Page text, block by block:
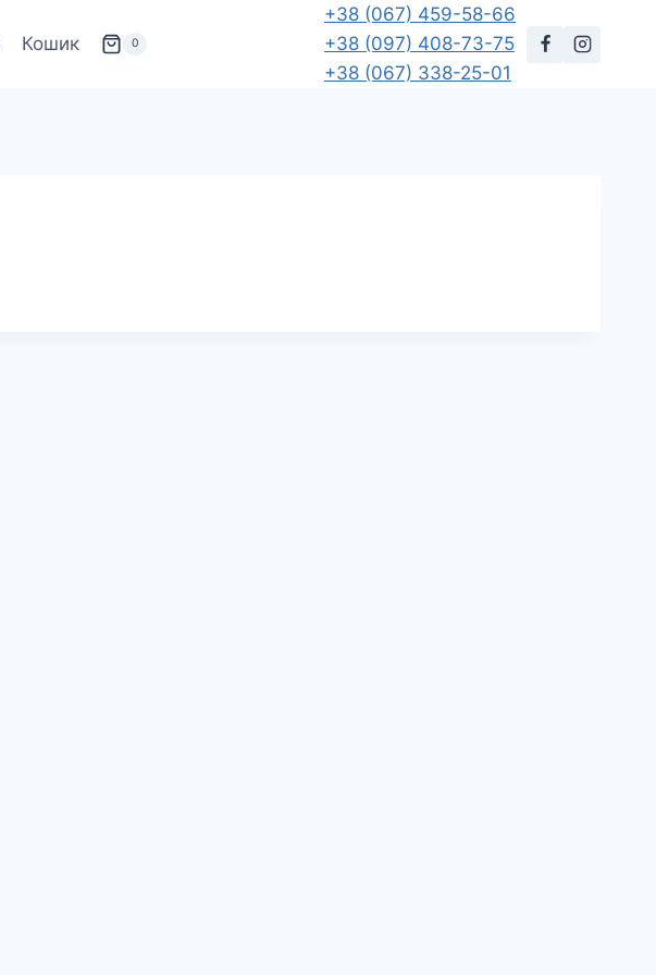
Кошик 0
+38 (067) 459-58-66
+38 (097) 408-73-75
+38 (067) 338-25-01